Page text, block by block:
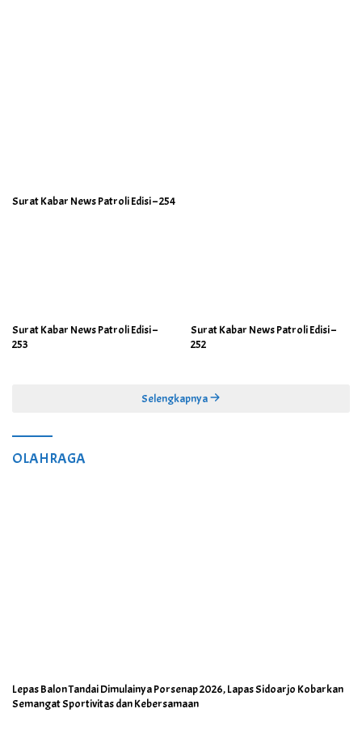
Surat Kabar News Patroli Edisi – 254
Surat Kabar News Patroli Edisi –
253
Surat Kabar News Patroli Edisi –
252
Selengkapnya
OLAHRAGA
Lepas Balon Tandai Dimulainya Porsenap 2026, Lapas Sidoarjo Kobarkan
Semangat Sportivitas dan Kebersamaan